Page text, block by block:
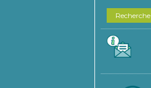
Recherche